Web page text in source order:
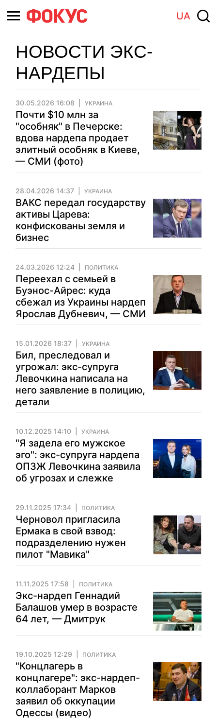
UA
НОВОСТИ ЭКС-
НАРДЕПЫ
30.05.2026 16:08 УКРАИНА
Почти $10 млн за
"особняк" в Печерске:
вдова нардепа продает
элитный особняк в Киеве,
— СМИ (фото)
28.04.2026 14:37 УКРАИНА
ВАКС передал государству
активы Царева:
конфискованы земля и
бизнес
24.03.2026 12:24 ПОЛИТИКА
Переехал с семьей в
Буэнос-Айрес: куда
сбежал из Украины нардеп
Ярослав Дубневич, — СМИ
15.01.2026 18:37 УКРАИНА
Бил, преследовал и
угрожал: экс-супруга
Левочкина написала на
него заявление в полицию,
детали
10.12.2025 14:10 УКРАИНА
"Я задела его мужское
эго": экс-супруга нардепа
ОПЗЖ Левочкина заявила
об угрозах и слежке
29.11.2025 17:34 ПОЛИТИКА
Черновол пригласила
Ермака в свой взвод:
подразделению нужен
пилот "Мавика"
11.11.2025 17:58 ПОЛИТИКА
Экс-нардеп Геннадий
Балашов умер в возрасте
64 лет, — Дмитрук
19.10.2025 12:29 ПОЛИТИКА
"Концлагерь в
концлагере": экс-нардеп-
коллаборант Марков
заявил об оккупации
Одессы (видео)